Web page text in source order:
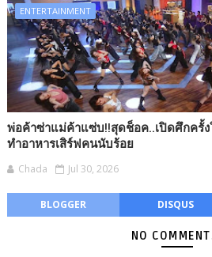
ENTERTAINMENT
พ่อค้าซ่าแม่ค้าแซ่บ!!สุดช็อค..เปิดศึกครั้
ทำอาหารเสิร์ฟคนนับร้อย
Chada Jul 30, 2026
BLOGGER DISQUS
NO